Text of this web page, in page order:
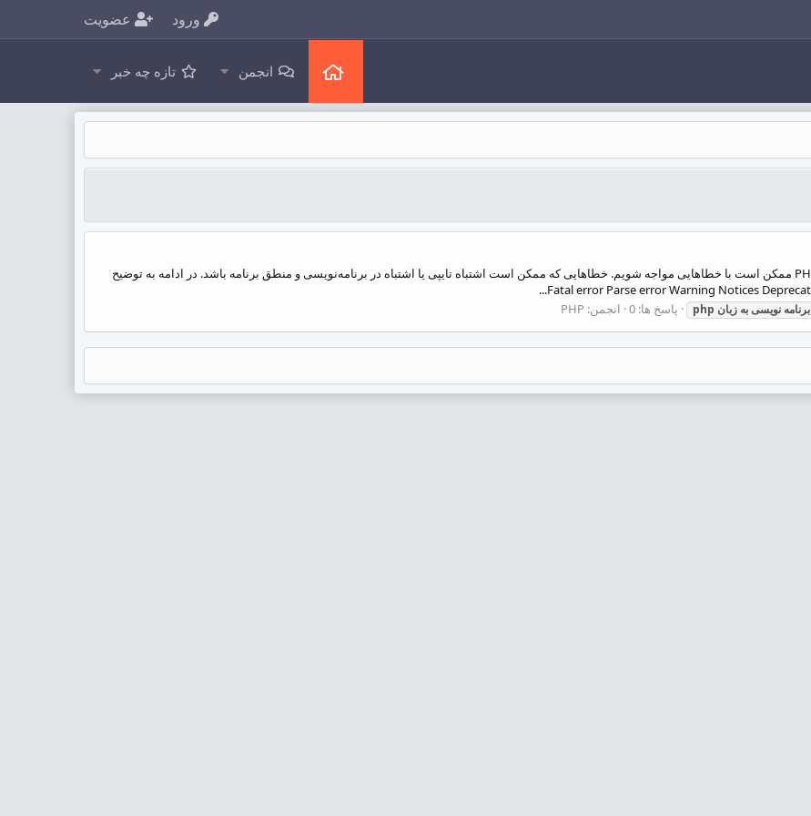
ورود عضویت
انجمن تازه چه خبر
با انواع خطا در زبان php اشنا شوید..... در موقع کار با PHP ممکن است با خطاهایی مواجه شویم. خطاهایی که ممکن است اشتباه تایپی یا اشتباه در برنامه‌نویسی و منطق برنامه باشد. در ادامه به توضیح
برنامه نویسیبه زبان php پاسخ ها: 0 انجمن: PHP